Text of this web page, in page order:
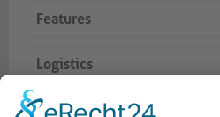
Features
Logistics
Dokumente